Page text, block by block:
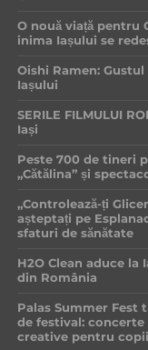
O nouă viață pentru
inima Iașului se
Oishi Ramen:
Iașului
SERILE FILMULUI
Iași
Peste 700 de tineri
„Cătălina” și
„Controlează-ți
așteptați pe
sfaturi de sănătate
H2O Clean aduce
din România
Palas Summer Fest
de festival:
creative pentru